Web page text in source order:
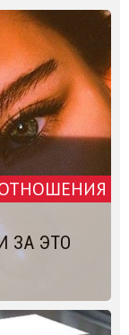
ЗА ЭТО